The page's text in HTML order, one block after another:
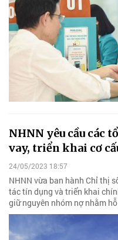
NHNN yêu cầu các
vay, triển khai cơ
24/05/2023 18:57
NHNN vừa ban hành Chỉ thị
tác tín dụng và triển khai
giữ nguyên nhóm nợ nhằm